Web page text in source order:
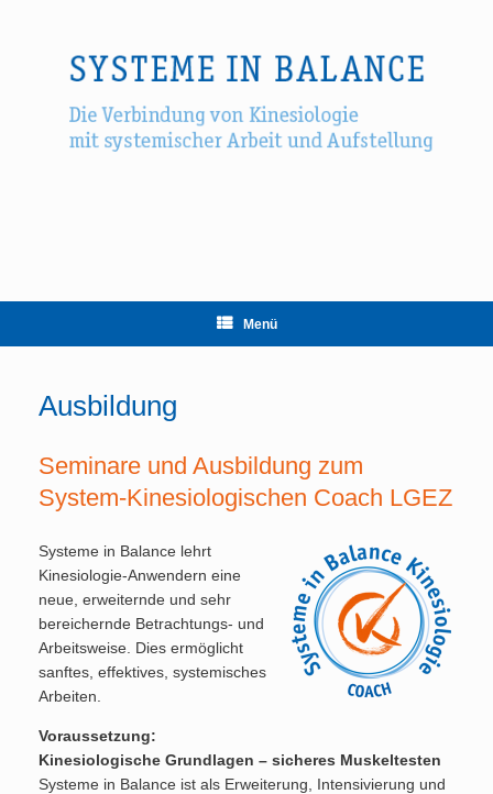
Menü
Ausbildung
Seminare und Ausbildung zum
System-Kinesiologischen Coach LGEZ
Systeme in Balance lehrt
Kinesiologie-Anwendern eine
neue, erweiternde und sehr
bereichernde Betrachtungs- und
Arbeitsweise. Dies ermöglicht
sanftes, effektives, systemisches
Arbeiten.
Voraussetzung:
Kinesiologische Grundlagen – sicheres Muskeltesten
Systeme in Balance ist als Erweiterung, Intensivierung und